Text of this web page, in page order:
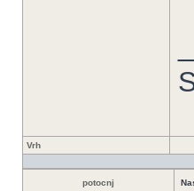
Vrh
potocnj